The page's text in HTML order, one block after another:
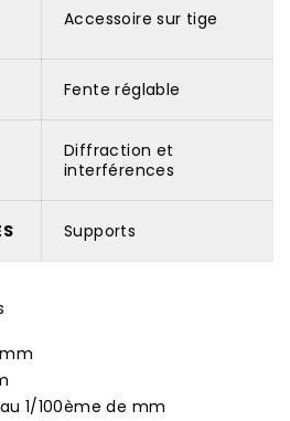
Accessoire sur tige
Fente réglable
Diffraction et
interférences
Supports
1/100ème de mm